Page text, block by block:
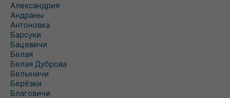
Александрия
Андраны
Антоновка
Барсуки
Бацевичи
Белая
Белая Дуброва
Белыничи
Берёзки
Благовичи